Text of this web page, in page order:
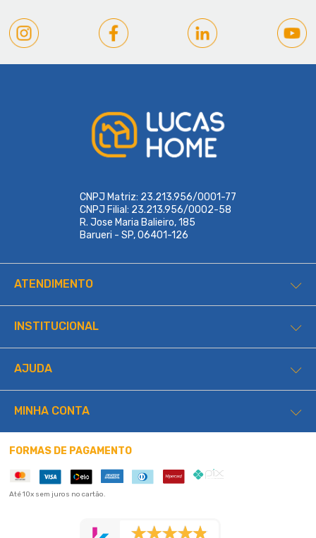
CNPJ Matriz: 23.213.956/0001-77
CNPJ Filial: 23.213.956/0002-58
R. Jose Maria Balieiro, 185
Barueri - SP, 06401-126
ATENDIMENTO
INSTITUCIONAL
AJUDA
MINHA CONTA
FORMAS DE PAGAMENTO
Até 10x sem juros no cartão.